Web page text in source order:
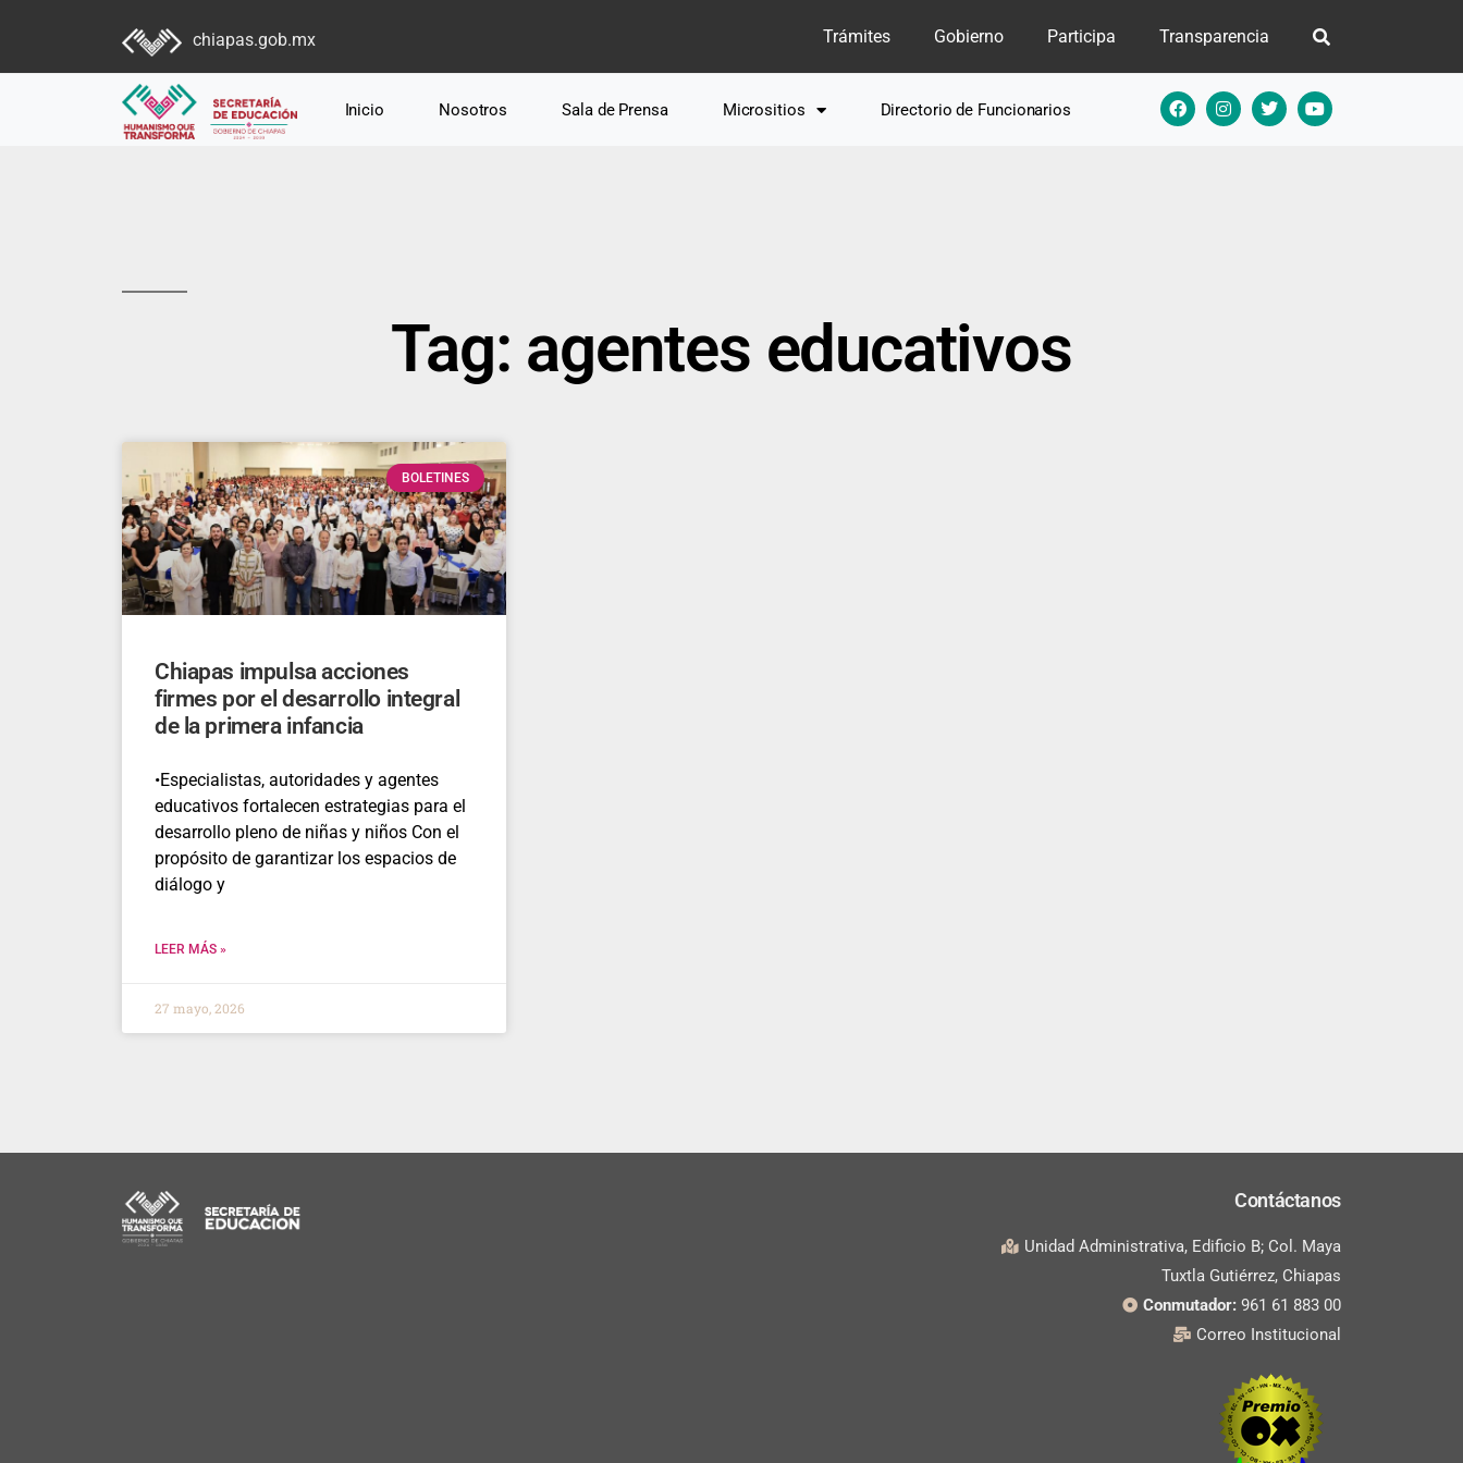
chiapas.gob.mx Trámites Gobierno Participa Transparencia
Inicio Nosotros Sala de Prensa Micrositios Directorio de Funcionarios
Tag: agentes educativos
BOLETINES
Chiapas impulsa acciones
firmes por el desarrollo integral
de la primera infancia
•​Especialistas, autoridades y agentes
educativos fortalecen estrategias para el
desarrollo pleno de niñas y niños Con el
propósito de garantizar los espacios de
diálogo y
LEER MÁS »
27 mayo, 2026
Contáctanos
Unidad Administrativa, Edificio B; Col. Maya
Tuxtla Gutiérrez, Chiapas
Conmutador: 961 61 883 00
Correo Institucional